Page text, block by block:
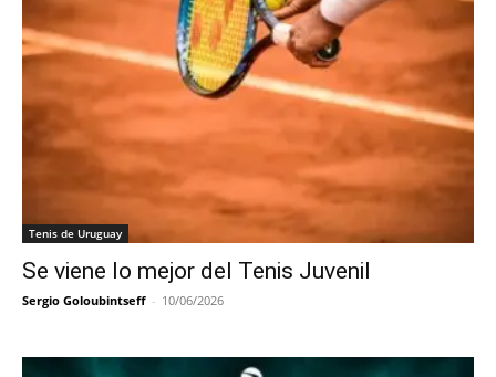
Tenis de Uruguay
Se viene lo mejor del Tenis Juvenil
Sergio Goloubintseff - 10/06/2026